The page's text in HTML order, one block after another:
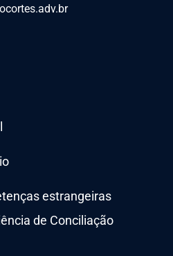
estrangeiras
de Conciliação